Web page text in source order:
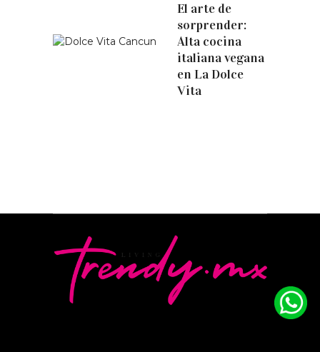
El arte de
sorprender:
Alta cocina
italiana vegana
en La Dolce
Vita